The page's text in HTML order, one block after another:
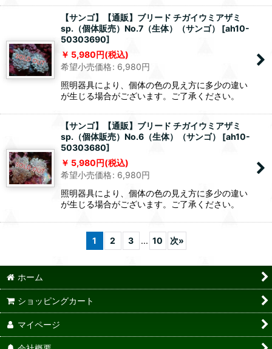
【サンゴ】【通販】ブリード チガイウミアザミ
sp.（個体販売）No.7（生体）（サンゴ）
[ah10-
50303690]
5,980円(税込)
希望小売価格: 6,980円
照明器具により、個体の色の見え方に多少の違い
が生じる場合がございます。ご了承ください。
【サンゴ】【通販】ブリード チガイウミアザミ
sp.（個体販売）No.6（生体）（サンゴ）
[ah10-
50303680]
5,980円(税込)
希望小売価格: 6,980円
照明器具により、個体の色の見え方に多少の違い
が生じる場合がございます。ご了承ください。
1 2 3 ... 10 次»
ホーム
ショッピングカート
マイページ